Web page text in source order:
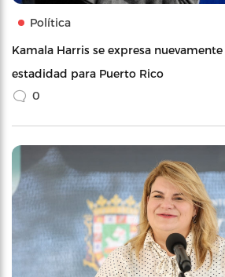
Política
Kamala Harris se expresa
estadidad para Puerto Rico
0